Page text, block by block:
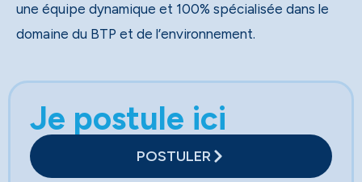
une équipe dynamique et 100% spécialisée dans le
domaine du BTP et de l’environnement.
Je postule ici
POSTULER